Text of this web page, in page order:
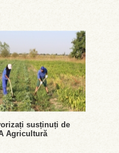
susținuți de
Agricultură